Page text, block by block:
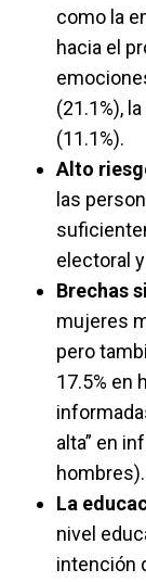
como la
hacia el
(21.1%),
(11.1%).
Alto
las
electoral
Brechas
mujeres
pero
17.5% en
alta” en
hombres).
La
nivel
intención